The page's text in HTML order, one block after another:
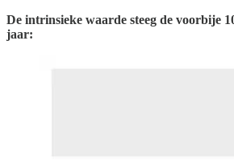
De intrinsieke waarde steeg de voorbije
jaar: